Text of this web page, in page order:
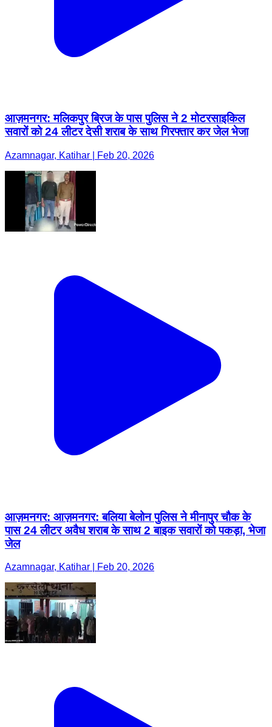
आज़मनगर: मलिकपुर ब्रिज के पास पुलिस ने 2 मोटरसाइकिल
सवारों को 24 लीटर देसी शराब के साथ गिरफ्तार कर जेल भेजा
Azamnagar, Katihar | Feb 20, 2026
आज़मनगर: आज़मनगर: बलिया बेलोन पुलिस ने मीनापुर चौक के
पास 24 लीटर अवैध शराब के साथ 2 बाइक सवारों को पकड़ा, भेजा
जेल
Azamnagar, Katihar | Feb 20, 2026